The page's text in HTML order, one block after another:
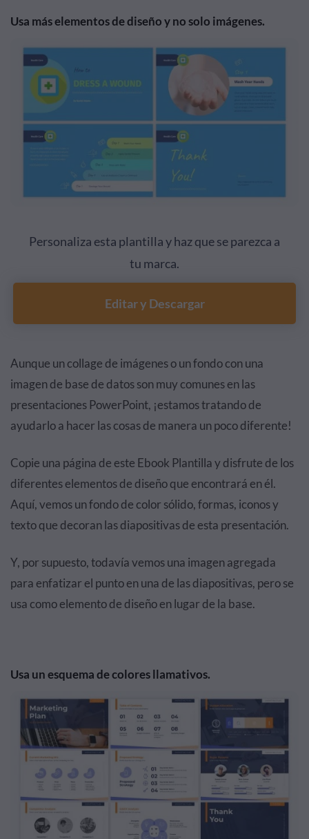
Usa más elementos de diseño y no solo imágenes.
Personaliza esta plantilla y haz que se parezca a
tu marca.
Editar y Descargar
Aunque un collage de imágenes o un fondo con una
imagen de base de datos son muy comunes en las
presentaciones PowerPoint, ¡estamos tratando de
ayudarlo a hacer las cosas de manera un poco diferente!
Copie una página de este Ebook Plantilla y disfrute de los
diferentes elementos de diseño que encontrará en él.
Aquí, vemos un fondo de color sólido, formas, iconos y
texto que decoran las diapositivas de esta presentación.
Y, por supuesto, todavía vemos una imagen agregada
para enfatizar el punto en una de las diapositivas, pero se
usa como elemento de diseño en lugar de la base.
Usa un esquema de colores llamativos.